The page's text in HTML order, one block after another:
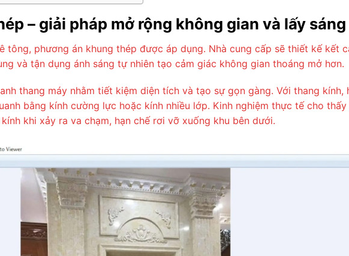
– giải pháp mở rộng không gian và lấy sáng
tông, phương án khung thép được áp dụng. Nhà cung cấp sẽ thiết kế kết
và tận dụng ánh sáng tự nhiên tạo cảm giác không gian thoáng mở hơn.
thang máy nhằm tiết kiệm diện tích và tạo sự gọn gàng. Với thang kính,
bằng kính cường lực hoặc kính nhiều lớp. Kinh nghiệm thực tế cho thấy
khi xảy ra va chạm, hạn chế rơi vỡ xuống khu bên dưới.